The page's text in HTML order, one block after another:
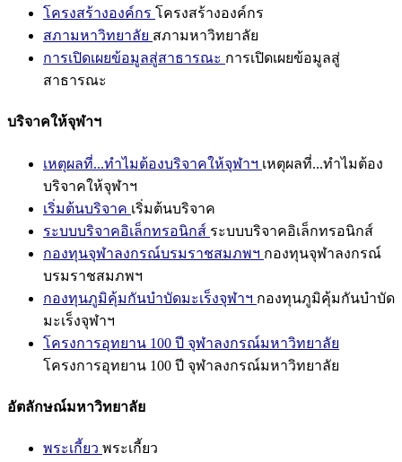
โครงสร้างองค์กร โครงสร้างองค์กร
สภามหาวิทยาลัย สภามหาวิทยาลัย
การเปิดเผยข้อมูลสู่สาธารณะ การเปิดเผยข้อมูลสู่
สาธารณะ
บริจาคให้จุฬาฯ
เหตุผลที่...ทำไมต้องบริจาคให้จุฬาฯ เหตุผลที่...ทำไมต้อง
บริจาคให้จุฬาฯ
เริ่มต้นบริจาค เริ่มต้นบริจาค
ระบบบริจาคอิเล็กทรอนิกส์ ระบบบริจาคอิเล็กทรอนิกส์
กองทุนจุฬาลงกรณ์บรมราชสมภพฯ กองทุนจุฬาลงกรณ์
บรมราชสมภพฯ
กองทุนภูมิคุ้มกันบำบัดมะเร็งจุฬาฯ กองทุนภูมิคุ้มกันบำบัด
มะเร็งจุฬาฯ
โครงการอุทยาน 100 ปี จุฬาลงกรณ์มหาวิทยาลัย
โครงการอุทยาน 100 ปี จุฬาลงกรณ์มหาวิทยาลัย
อัตลักษณ์มหาวิทยาลัย
พระเกี้ยว พระเกี้ยว